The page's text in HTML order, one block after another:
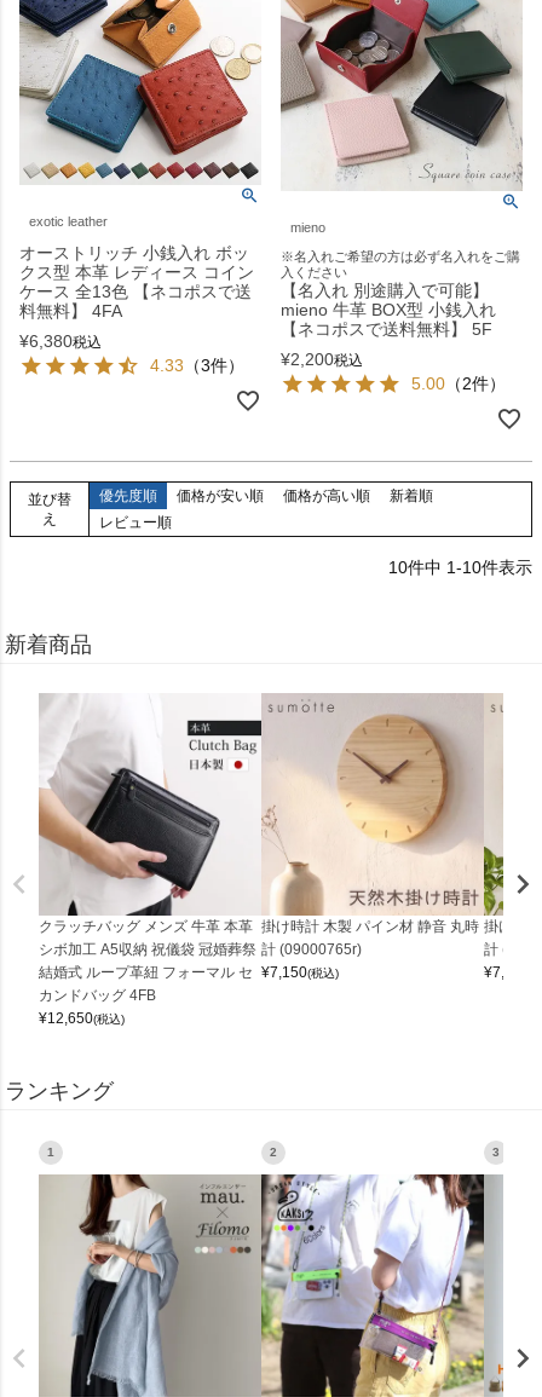
exotic leather
オーストリッチ 小銭入れ ボッ
クス型 本革 レディース コイン
ケース 全13色 【ネコポスで送
料無料】 4FA
¥6,380税込
4.33 （3件）
mieno
※名入れご希望の方は必ず名入れをご購
入ください
【名入れ 別途購入で可能】
mieno 牛革 BOX型 小銭入れ
【ネコポスで送料無料】 5F
¥2,200税込
5.00 （2件）
並び替
え
優先度順 価格が安い順 価格が高い順
新着順
レビュー順
10件中 1-10件表示
新着商品
クラッチバッグ メンズ 牛革 本革
シボ加工 A5収納 祝儀袋 冠婚葬祭
結婚式 ループ革紐 フォーマル セ
カンドバッグ 4FB
¥12,650(税込)
掛け時計 木製 パイン材 静音 丸時
計 (09000765r)
¥7,150(税込)
掛け時
計
¥7,150
ランキング
1 2 3